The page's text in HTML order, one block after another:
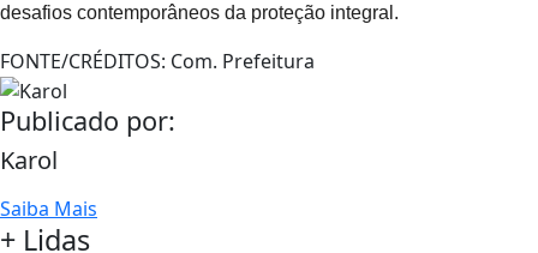
desafios contemporâneos da proteção integral.
FONTE/CRÉDITOS: Com. Prefeitura
Publicado por:
Karol
Saiba Mais
+ Lidas